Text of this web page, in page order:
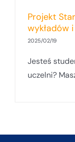
Projekt
wykładów
2025/02/19
Jesteś
uczelni?